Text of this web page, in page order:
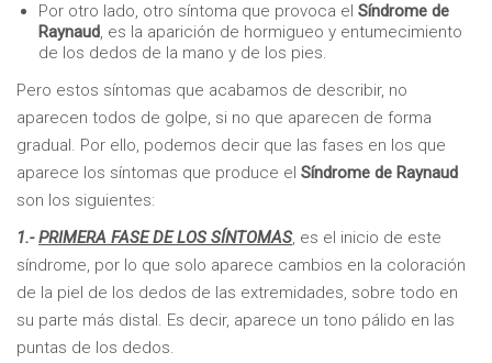
Por otro lado, otro síntoma que provoca el Síndrome de
Raynaud, es la aparición de hormigueo y entumecimiento
de los dedos de la mano y de los pies.
Pero estos síntomas que acabamos de describir, no
aparecen todos de golpe, si no que aparecen de forma
gradual. Por ello, podemos decir que las fases en los que
aparece los síntomas que produce el Síndrome de Raynaud
son los siguientes:
1.- PRIMERA FASE DE LOS SÍNTOMAS, es el inicio de este
síndrome, por lo que solo aparece cambios en la coloración
de la piel de los dedos de las extremidades, sobre todo en
su parte más distal. Es decir, aparece un tono pálido en las
puntas de los dedos.